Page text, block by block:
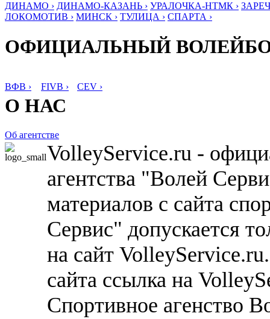
ДИНАМО › ДИНАМО-КАЗАНЬ › УРАЛОЧКА-НТМК ›
ЛОКОМОТИВ › МИНСК › ТУЛИЦА › СПАРТА ›
ОФИЦИАЛЬНЫЙ
ВФВ › FIVB › CEV ›
О НАС
Об агентстве
VolleyService.ru -
агентства "Волей
материалов с сайта
Сервис" допускается
на сайт
сайта ссылка на
Спортивное агенство